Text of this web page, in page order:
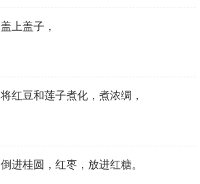
盖上盖子，
将红豆和莲子煮化，煮浓绸，
倒进桂圆，红枣，放进红糖。